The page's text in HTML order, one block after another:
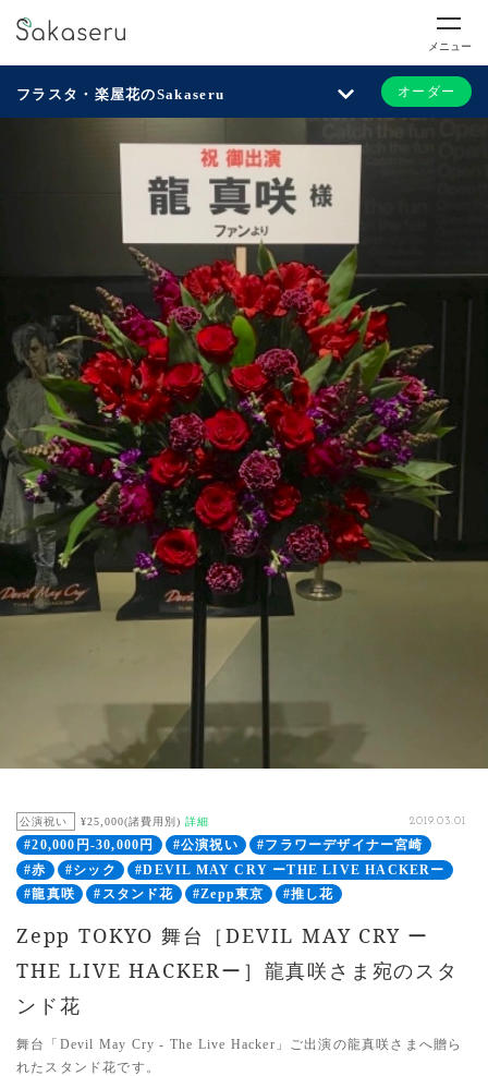
メニュー
フラスタ・楽屋花のSakaseru オーダー
公演祝い ¥25,000(諸費用別) 詳細 2019.03.01
#20,000円-30,000円 #公演祝い
#フラワーデザイナー宮崎
#赤
#シック
#DEVIL MAY CRY ーTHE LIVE HACKERー
#龍真咲
#スタンド花 #Zepp東京 #推し花
Zepp TOKYO 舞台［DEVIL MAY CRY ー
THE LIVE HACKERー］龍真咲さま宛のスタ
ンド花
舞台「Devil May Cry - The Live Hacker」ご出演の龍真咲さまへ贈ら
れたスタンド花です。